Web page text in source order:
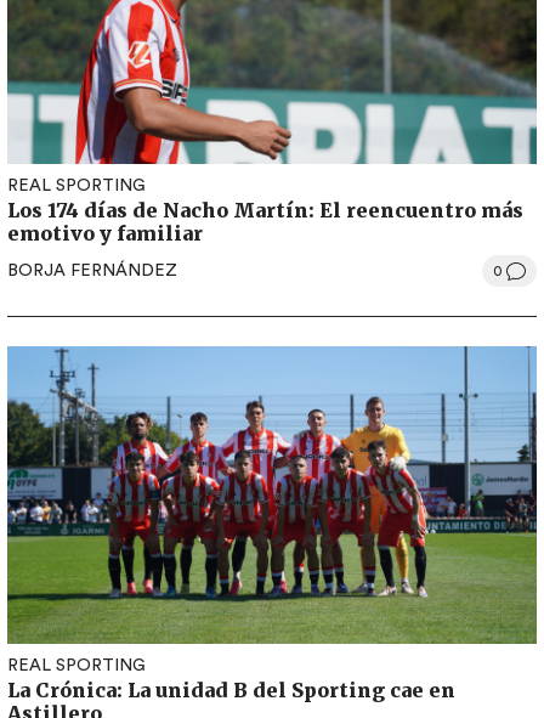
REAL SPORTING
Los 174 días de Nacho Martín: El reencuentro más
emotivo y familiar
BORJA FERNÁNDEZ 0
REAL SPORTING
La Crónica: La unidad B del Sporting cae en